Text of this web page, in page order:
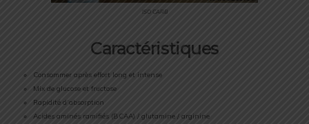
ISO CARB
Caractéristiques
Consommer après effort long et intense
Mix de glucose et fructose
Rapidité d’absorption
Acides aminés ramifiés (BCAA) / glutamine / arginine